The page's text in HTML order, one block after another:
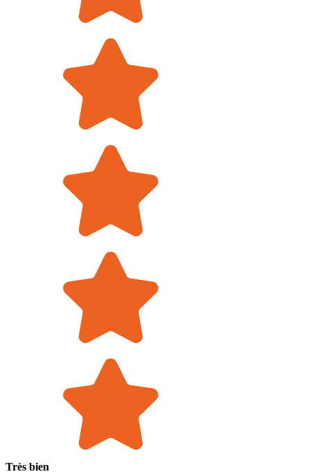
Très bien